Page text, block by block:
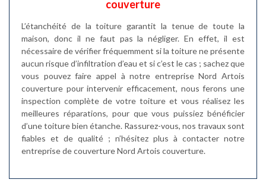
couverture
L’étanchéité de la toiture garantit la tenue de toute la
maison, donc il ne faut pas la négliger. En effet, il est
nécessaire de vérifier fréquemment si la toiture ne présente
aucun risque d’infiltration d’eau et si c’est le cas ; sachez que
vous pouvez faire appel à notre entreprise Nord Artois
couverture pour intervenir efficacement, nous ferons une
inspection complète de votre toiture et vous réalisez les
meilleures réparations, pour que vous puissiez bénéficier
d’une toiture bien étanche. Rassurez-vous, nos travaux sont
fiables et de qualité ; n’hésitez plus à contacter notre
entreprise de couverture Nord Artois couverture.